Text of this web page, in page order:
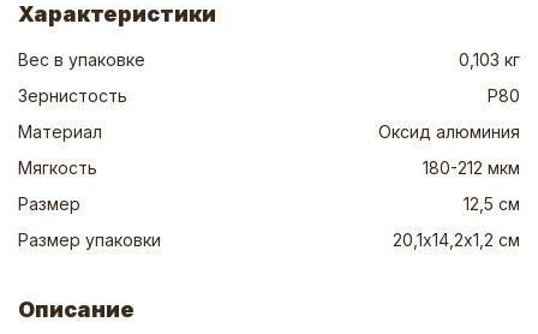
Характеристики
Вес в упаковке
0,103 кг
Зернистость
P80
Материал
Оксид алюминия
Мягкость
180-212 мкм
Размер
12,5 см
Размер упаковки
20,1х14,2х1,2 см
Описание